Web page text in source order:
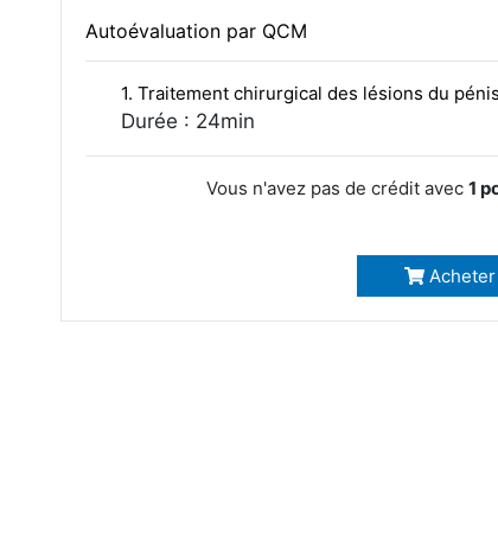
Autoévaluation par QCM
1. Traitement chirurgical des lésions du
Durée : 24min
Vous n'avez pas de crédit avec 1